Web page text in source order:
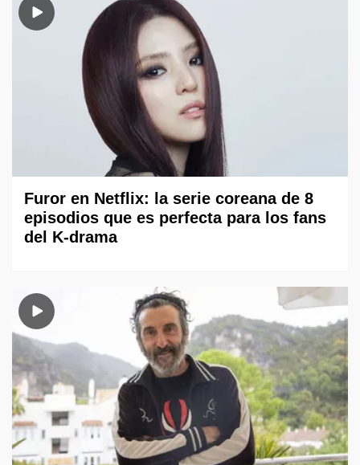
Furor en Netflix: la serie coreana de 8
episodios que es perfecta para los fans
del K-drama